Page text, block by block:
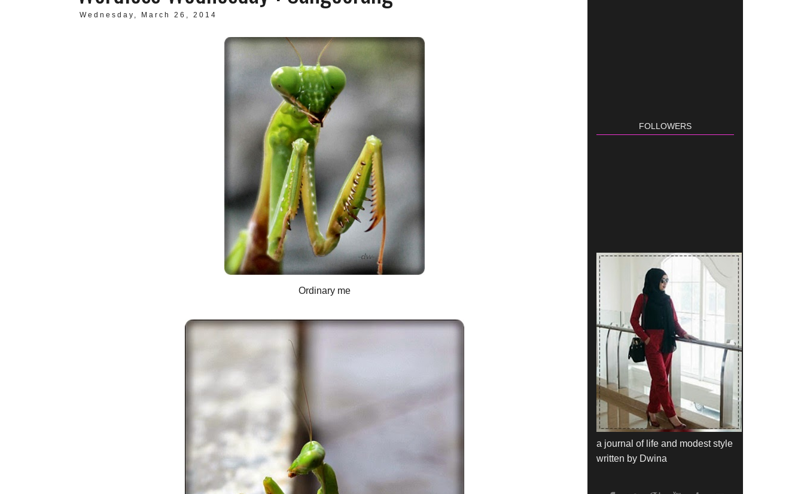
Wednesday, March 26, 2014
Ordinary me
FOLLOWERS
a journal of life and modest style
written by Dwina